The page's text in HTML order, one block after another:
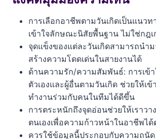
สายงานที่เหมาะกับคนเกิดวันอาทิตย์
สายงานที่เหมาะกับคนเกิดวันจันทร์
สายงานที่เหมาะกับคนเกิดวันอังคาร
สายงานที่เหมาะกับคนเกิดวันพุธ (กล
สายงานที่เหมาะกับคนเกิดวันพุธ (กล
สายงานที่เหมาะกับคนเกิดวันพฤหัสบดี
การเลือกอาชีพตามวันเกิดเป็นแนวท
เข้าใจลักษณะนิสัยพื้นฐาน ไม่ใช่กฎ
จุดแข็งของแต่ละวันเกิดสามารถนำ
สร้างความโดดเด่นในสายงานได้
ด้านความรัก/ความสัมพันธ์: การเข้
ตัวเองและผู้อื่นตามวันเกิด ช่วยให้เข้
ทำงานร่วมกับคนในทีมได้ดีขึ้น
การตระหนักถึงจุดอ่อนช่วยให้เราว
ตนเองเพื่อความก้าวหน้าในอาชีพได้
ควรใช้ข้อมูลนี้ประกอบกับความถนั